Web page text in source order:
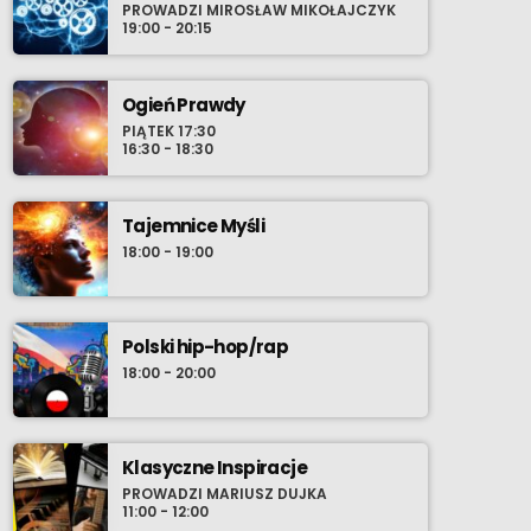
muzycznych. Stamtąd rzeką bardziej
świadomych wyborów wieku młodzieńczego,
szanse wyłowienia najnowszego, osobistego
przeboju zdają się być nieskończone. Nie
chowaj zatem w środowy wieczór swoich
przyborów do relaksu i ustaw radio-komputer
na Radio Cenzura o 21:30 polskiego czasu.
PROWADZI MIROSŁAW MIKOŁAJCZYK
19:00 - 20:15
Ogień Prawdy
PIĄTEK 17:30
16:30 - 18:30
Tajemnice Myśli
18:00 - 19:00
Polski hip-hop/rap
18:00 - 20:00
Klasyczne Inspiracje
PROWADZI MARIUSZ DUJKA
11:00 - 12:00